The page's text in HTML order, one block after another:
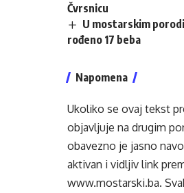
Čvrsnicu
U mostarskim
rođeno 17 beba
Napomena
Ukoliko se ovaj tekst
objavljuje na drugim
obavezno je jasno
aktivan i vidljiv link
www.mostarski.ba.